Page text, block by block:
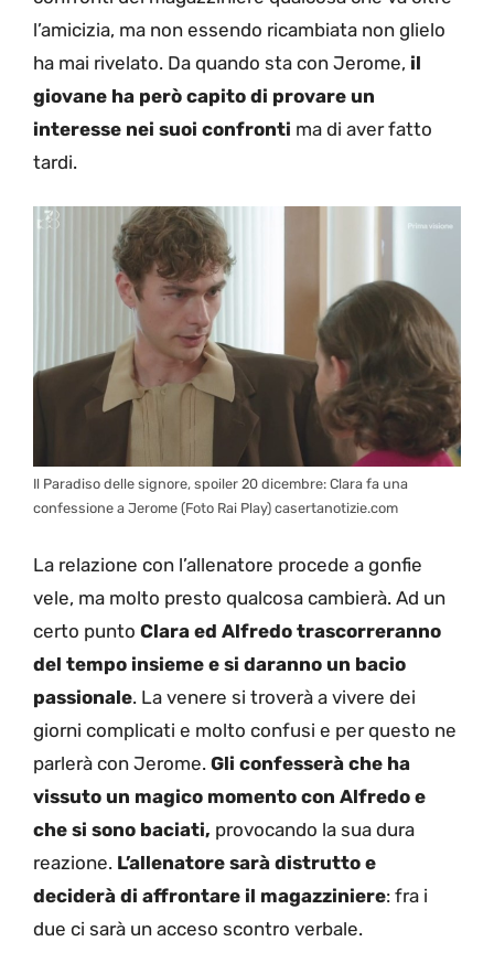
l’amicizia, ma non essendo ricambiata non glielo
ha mai rivelato. Da quando sta con Jerome, il
giovane ha però capito di provare un
interesse nei suoi confronti ma di aver fatto
tardi.
Il Paradiso delle signore, spoiler 20 dicembre: Clara fa una
confessione a Jerome (Foto Rai Play) casertanotizie.com
La relazione con l’allenatore procede a gonfie
vele, ma molto presto qualcosa cambierà. Ad un
certo punto Clara ed Alfredo trascorreranno
del tempo insieme e si daranno un bacio
passionale. La venere si troverà a vivere dei
giorni complicati e molto confusi e per questo ne
parlerà con Jerome. Gli confesserà che ha
vissuto un magico momento con Alfredo e
che si sono baciati, provocando la sua dura
reazione. L’allenatore sarà distrutto e
deciderà di affrontare il magazziniere: fra i
due ci sarà un acceso scontro verbale.